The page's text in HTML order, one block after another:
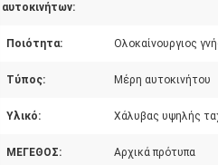
αυτοκινήτων:
Ποιότητα: Ολοκαίνουργιος
Τύπος: Μέρη αυτοκινήτου
Υλικό: Χάλυβας υψηλής
ΜΕΓΕΘΟΣ: Αρχικά πρότυπα